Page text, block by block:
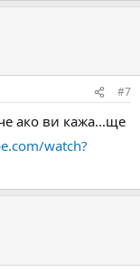
#7
ако ви кажа...ще
watch?